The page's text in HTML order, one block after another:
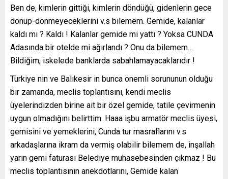
Ben de, kimlerin gittiği, kimlerin döndüğü, gidenlerin gece
dönüp-dönmeyeceklerini v.s bilemem. Gemide, kalanlar
kaldı mı ? Kaldı ! Kalanlar gemide mi yattı ? Yoksa CUNDA
Adasında bir otelde mi ağırlandı ? Onu da bilemem…
Bildiğim, iskelede banklarda sabahlamayacaklarıdır !
Türkiye nin ve Balıkesir in bunca önemli sorununun olduğu
bir zamanda, meclis toplantısını, kendi meclis
üyelerindizden birine ait bir özel gemide, tatile çevirmenin
uygun olmadığını belirttim. Haaa işbu armatör meclis üyesi,
gemisini ve yemeklerini, Cunda tur masraflarını v.s
arkadaşlarına ikram da vermiş olabilir bilemem de, inşallah
yarın gemi faturası Belediye muhasebesinden çıkmaz ! Bu
meclis toplantısının anekdotlarını, Gemide kalan